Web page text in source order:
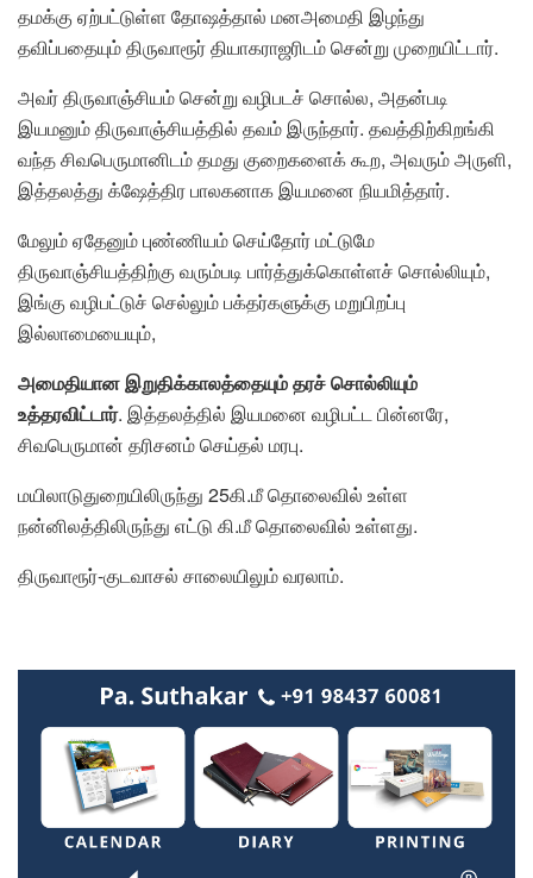
தமக்கு ஏற்பட்டுள்ள தோஷத்தால் மனஅமைதி இழந்து
தவிப்பதையும் திருவாரூர் தியாகராஜரிடம் சென்று முறையிட்டார்.
அவர் திருவாஞ்சியம் சென்று வழிபடச் சொல்ல, அதன்படி
இயமனும் திருவாஞ்சியத்தில் தவம் இருந்தார். தவத்திற்கிறங்கி
வந்த சிவபெருமானிடம் தமது குறைகளைக் கூற, அவரும் அருளி,
இத்தலத்து க்ஷேத்திர பாலகனாக இயமனை நியமித்தார்.
மேலும் ஏதேனும் புண்ணியம் செய்தோர் மட்டுமே
திருவாஞ்சியத்திற்கு வரும்படி பார்த்துக்கொள்ளச் சொல்லியும்,
இங்கு வழிபட்டுச் செல்லும் பக்தர்களுக்கு மறுபிறப்பு
இல்லாமையையும்,
அமைதியான இறுதிக்காலத்தையும் தரச் சொல்லியும்
உத்தரவிட்டார். இத்தலத்தில் இயமனை வழிபட்ட பின்னரே,
சிவபெருமான் தரிசனம் செய்தல் மரபு.
மயிலாடுதுறையிலிருந்து 25கி.மீ தொலைவில் உள்ள
நன்னிலத்திலிருந்து எட்டு கி.மீ தொலைவில் உள்ளது.
திருவாரூர்-குடவாசல் சாலையிலும் வரலாம்.